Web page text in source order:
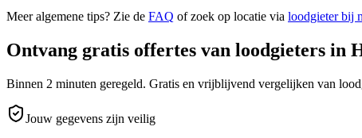
Meer algemene tips? Zie de FAQ of zoek op locatie via loodgieter bij
Ontvang gratis offertes van loodgieters in
Binnen 2 minuten geregeld. Gratis en vrijblijvend vergelijken van
Jouw gegevens zijn veilig